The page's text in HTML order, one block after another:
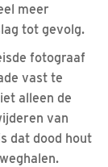
meer
tot gevolg.
fotograaf
vast te
alleen de
van
dat dood hout